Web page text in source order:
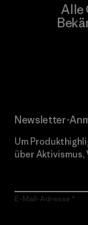
Alle
Newsletter-
Um
über Aktivismus,
E-Mail-Adresse